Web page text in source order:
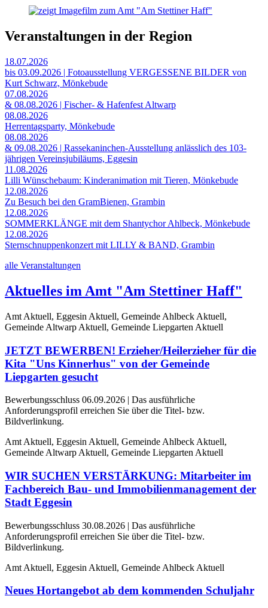
Veranstaltungen in der Region
18.07.2026
bis 03.09.2026 | Fotoausstellung VERGESSENE BILDER von
Kurt Schwarz, Mönkebude
07.08.2026
& 08.08.2026 | Fischer- & Hafenfest Altwarp
08.08.2026
Herrentagsparty, Mönkebude
08.08.2026
& 09.08.2026 | Rassekaninchen-Ausstellung anlässlich des 103-
jährigen Vereinsjubiläums, Eggesin
11.08.2026
Lilli Wünschebaum: Kinderanimation mit Tieren, Mönkebude
12.08.2026
Zu Besuch bei den GramBienen, Grambin
12.08.2026
SOMMERKLÄNGE mit dem Shantychor Ahlbeck, Mönkebude
12.08.2026
Sternschnuppenkonzert mit LILLY & BAND, Grambin
alle Veranstaltungen
Aktuelles im Amt "Am Stettiner Haff"
Amt Aktuell, Eggesin Aktuell, Gemeinde Ahlbeck Aktuell,
Gemeinde Altwarp Aktuell, Gemeinde Liepgarten Aktuell
JETZT BEWERBEN! Erzieher/Heilerzieher für die
Kita "Uns Kinnerhus" von der Gemeinde
Liepgarten gesucht
Bewerbungsschluss 06.09.2026 | Das ausführliche
Anforderungsprofil erreichen Sie über die Titel- bzw.
Bildverlinkung.
Amt Aktuell, Eggesin Aktuell, Gemeinde Ahlbeck Aktuell,
Gemeinde Altwarp Aktuell, Gemeinde Liepgarten Aktuell
WIR SUCHEN VERSTÄRKUNG: Mitarbeiter im
Fachbereich Bau- und Immobilienmanagement der
Stadt Eggesin
Bewerbungsschluss 30.08.2026 | Das ausführliche
Anforderungsprofil erreichen Sie über die Titel- bzw.
Bildverlinkung.
Amt Aktuell, Eggesin Aktuell, Gemeinde Ahlbeck Aktuell
Neues Hortangebot ab dem kommenden Schuljahr